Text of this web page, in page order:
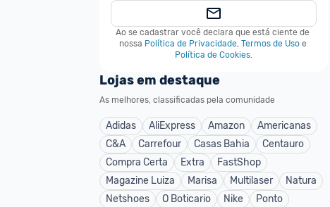
Ao se cadastrar você declara que está ciente de
nossa Política de Privacidade, Termos de Uso e
Política de Cookies.
Lojas em destaque
As melhores, classificadas pela comunidade
Adidas AliExpress Amazon
Americanas
C&A
Carrefour Casas Bahia
Centauro
Compra Certa
Extra
FastShop
Magazine Luiza
Marisa Multilaser
Natura
Netshoes
O Boticario Nike
Ponto